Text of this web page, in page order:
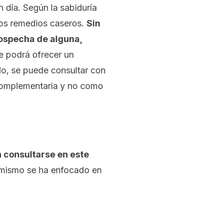
día. Según la sabiduría
remedios caseros. Sin
de alguna,
podrá ofrecer un
se puede consultar con
y no como
consultarse en este
se ha enfocado en